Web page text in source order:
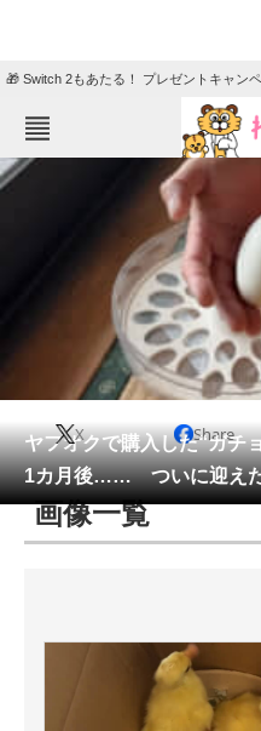
🎁 Switch 2もあたる！ プレゼントキャン
会員記事
メディア
注目記事を集めた総合ページ
スマホと通信の最新トレンド
進化するPCとデバイスの未来
ヤフオクで購入した“ガチ
1カ月後…… ついに迎えた
X Share
画像一覧